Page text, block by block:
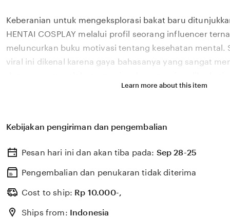
description
Keberanian untuk mengeksplorasi bakat baru
HENTAI COSPLAY melalui profil seorang influencer
meluncurkan buku motivasi tentang kesehatan mental.
viral ini dikenal karena gaya bahasanya yang sangat
2026. Melalui sistem 🏆 yang kami kembangkan,
HENTAI COSPLAY percaya bahwa kemandirian
berkembang pesat di pasar global. Dengan dukungan
update, kami terus memantau perkembangan
sosok viral favorit Anda secara eksklusif.
Learn more about this item
Kebijakan pengiriman dan pengembalian
Pesan hari ini dan akan tiba pada: Sep 28-25
Pengembalian dan penukaran tidak diterima
Cost to ship: Rp 10.000-,
Ships from: Indonesia